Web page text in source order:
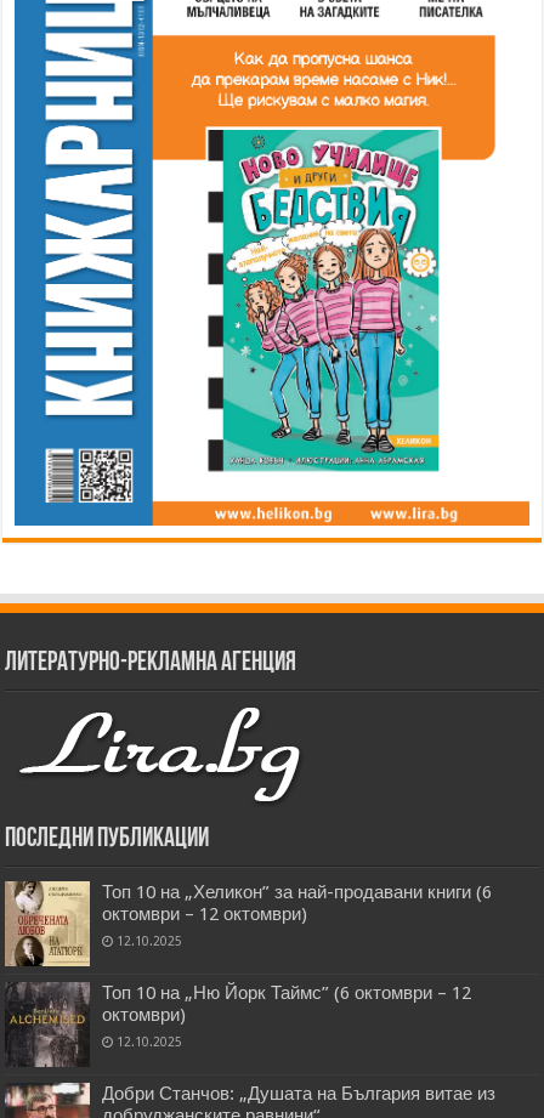
Литературно-рекламна агенция
Последни публикации
Топ 10 на „Хеликон” за най-продавани книги (6
октомври – 12 октомври)
12.10.2025
Топ 10 на „Ню Йорк Таймс” (6 октомври – 12
октомври)
12.10.2025
Добри Станчов: „Душата на България витае из